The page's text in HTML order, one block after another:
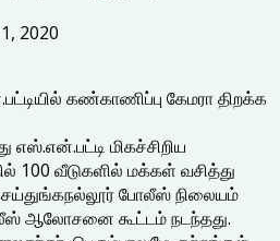
2020
கண்காணிப்பு கேமரா திறக்க
மிகச்சிறிய
100 வீடுகளில் மக்கள் வசித்து
போலீஸ் நிலையம்
ஆலோசனை கூட்டம் நடந்தது.